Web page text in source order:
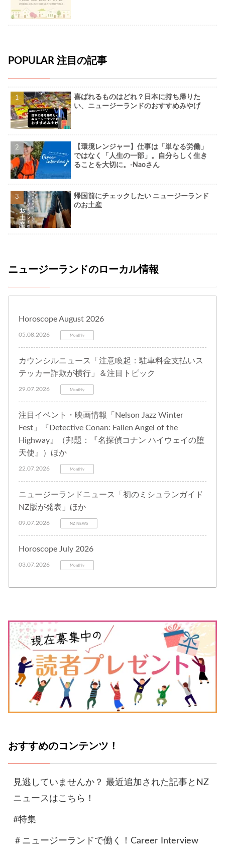
POPULAR 注目の記事
喜ばれるものはどれ？日本に持ち帰りた
い、ニュージーランドのおすすめみやげ
【環境レンジャー】仕事は「単なる労働」
ではなく「人生の一部」。自分らしく生き
ることを大切に。-Naoさん
帰国前にチェックしたい ニュージーランド
のお土産
ニュージーランドのローカル情報
Horoscope August 2026
05.08.2026 Monthly
カウンシルニュース「注意喚起：駐車料金支払いス
テッカー詐欺が横行」＆注目トピック
29.07.2026 Monthly
注目イベント・映画情報「Nelson Jazz Winter
Fest」『Detective Conan: Fallen Angel of the
Highway』（邦題：『名探偵コナン ハイウェイの堕
天使』）ほか
22.07.2026 Monthly
ニュージーランドニュース「初のミシュランガイド
NZ版が発表」ほか
09.07.2026 NZ NEWS
Horoscope July 2026
03.07.2026 Monthly
おすすめのコンテンツ！
見逃していませんか？ 最近追加された記事とNZ
ニュースはこちら！
#特集
＃ニュージーランドで働く！Career Interview